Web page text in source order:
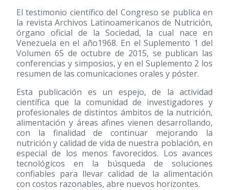
El testimonio científico del Congreso se publica en
la revista Archivos Latinoamericanos de Nutrición,
órgano oficial de la Sociedad, la cual nace en
Venezuela en el año1968. En el Suplemento 1 del
Volumen 65 de octubre de 2015, se publican las
conferencias y simposios, y en el Suplemento 2 los
resumen de las comunicaciones orales y póster.
Esta publicación es un espejo, de la actividad
científica que la comunidad de investigadores y
profesionales de distintos ámbitos de la nutrición,
alimentación y áreas afines vienen desarrollando,
con la finalidad de continuar mejorando la
nutrición y calidad de vida de nuestra población, en
especial de los menos favorecidos. Los avances
tecnológicos en la búsqueda de soluciones
confiables para llevar calidad de la alimentación
con costos razonables, abre nuevos horizontes.